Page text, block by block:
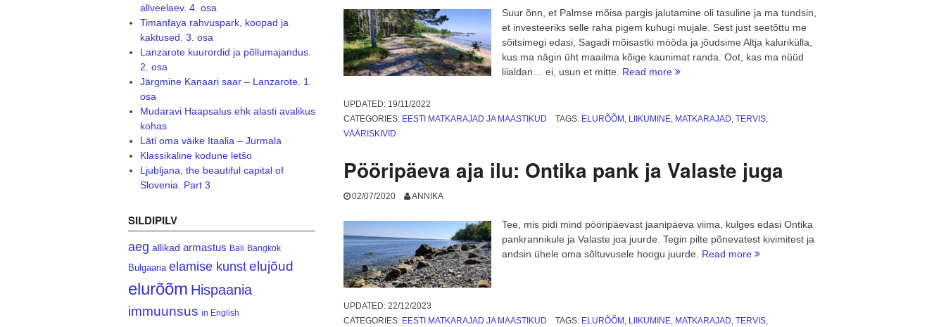
Suur õnn, et Palmse mõisa pargis jalutamine oli tasuline ja ma tundsin,
et investeeriks selle raha pigem kuhugi mujale. Sest just seetõttu me
sõitsimegi edasi, Sagadi mõisastki mööda ja jõudsime Altja kalurikülla,
kus ma nägin üht maailma kõige kaunimat randa. Oot, kas ma nüüd
liialdan… ei, usun et mitte. Read more “Pööripäeva
Altja
UPDATED: 19/11/2022
CATEGORIES: EESTI MATKARAJAD JA MAASTIKUD TAGS: ELURÕÕM , LIIKUMINE, MATKARAJAD, TERVIS,
VÄÄRISKIVID
Pööripäeva aja ilu: Ontika pank ja Valaste juga
02/07/2020 ANNIKA
Tee, mis pidi mind pööripäevast jaanipäeva viima, kulges edasi Ontika
pankrannikule ja Valaste joa juurde. Tegin pilte põnevatest kivimitest ja
andsin ühele oma sõltuvusele hoogu juurde. Read more “Pööripäeva
UPDATED: 22/12/2023
CATEGORIES: EESTI MATKARAJAD JA MAASTIKUD TAGS: ELURÕÕM , LIIKUMINE, MATKARAJAD, TERVIS,
allveelaev. 4. osa
Timanfaya rahvuspark, koopad ja
kaktused. 3. osa
Lanzarote kuurordid ja põllumajandus.
2. osa
Järgmine Kanaari saar – Lanzarote. 1.
osa
Mudaravi Haapsalus ehk alasti avalikus
kohas
Läti oma väike Itaalia – Jurmala
Klassikaline kodune letšo
Ljubljana, the beautiful capital of
Slovenia. Part 3
SILDIPILV
aeg allikad armastus Bali Bangkok
Bulgaaria elamise kunst elujõud
elurõõm Hispaania
immuunsus in English